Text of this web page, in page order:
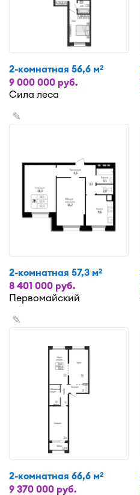
2-комнатная 56,6 м2
9 000 000 руб.
Сила леса
✎
2-комнатная 57,3 м2
8 401 000 руб.
Первомайский
✎
2-комнатная 66,6 м2
9 370 000 руб.